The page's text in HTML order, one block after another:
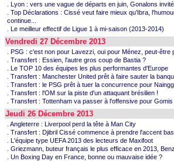
. Lyon : vers une vague de départs en juin, Gonalons
. Top Déclarations : Cissé veut faire mieux qu'Ibra,
continue...
. Le meilleur effectif de Ligue 1 à mi-saison (2013-2014)
Vendredi 27 Décembre 2013
. PSG : c'est non pour Lavezzi, oui pour Ménez, peut-être
. Transfert : Essien, l'autre gros coup de Bastia ?
. Le TOP 10 des équipes les plus performantes d'Europe
. Transfert : Manchester United prêt à faire sauter la
. Transfert : le PSG prêt à tuer la concurrence pour
. Transfert : l'OM sur la piste d'un attaquant brésilien !
. Transfert : Tottenham va passer à l'offensive pour Gomis
Jeudi 26 Décembre 2013
. Angleterre : Liverpool perd la tête à Man City
. Transfert : Djibril Cissé commence à prendre l'accent
. L'équipe type UEFA 2013 des lecteurs de Maxifoot
. Griezmann, buteur français le plus efficace en 2013,
. Un Boxing Day en France, bonne ou mauvaise idée ?